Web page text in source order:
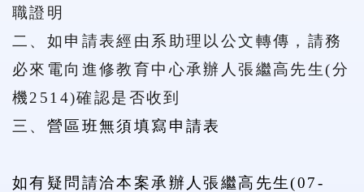
職證明
二、如申請表經由系助理以公文轉傳，請務
必來電向進修教育中心承辦人張繼高先生(分
機2514)確認是否收到
三、 營區班無須填寫申請表
如有疑問請洽本案承辦人張繼高先生(07-